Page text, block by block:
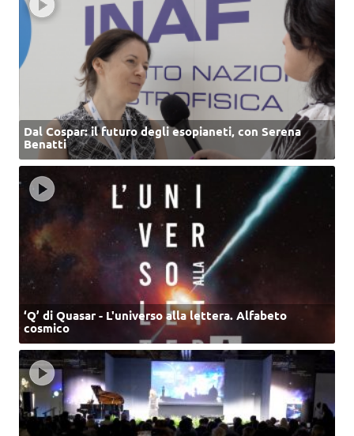
Dal Cospar: il futuro degli esopianeti, con Serena
Benatti
‘Q’ di Quasar - L'universo alla lettera. Alfabeto
cosmico